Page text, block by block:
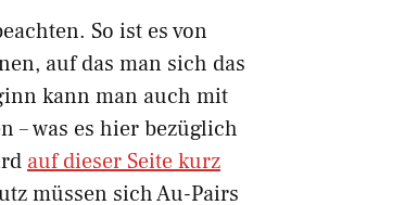
So ist es von
auf das man sich das
kann man auch mit
– was es hier bezüglich
auf dieser Seite kurz
müssen sich Au-Pairs